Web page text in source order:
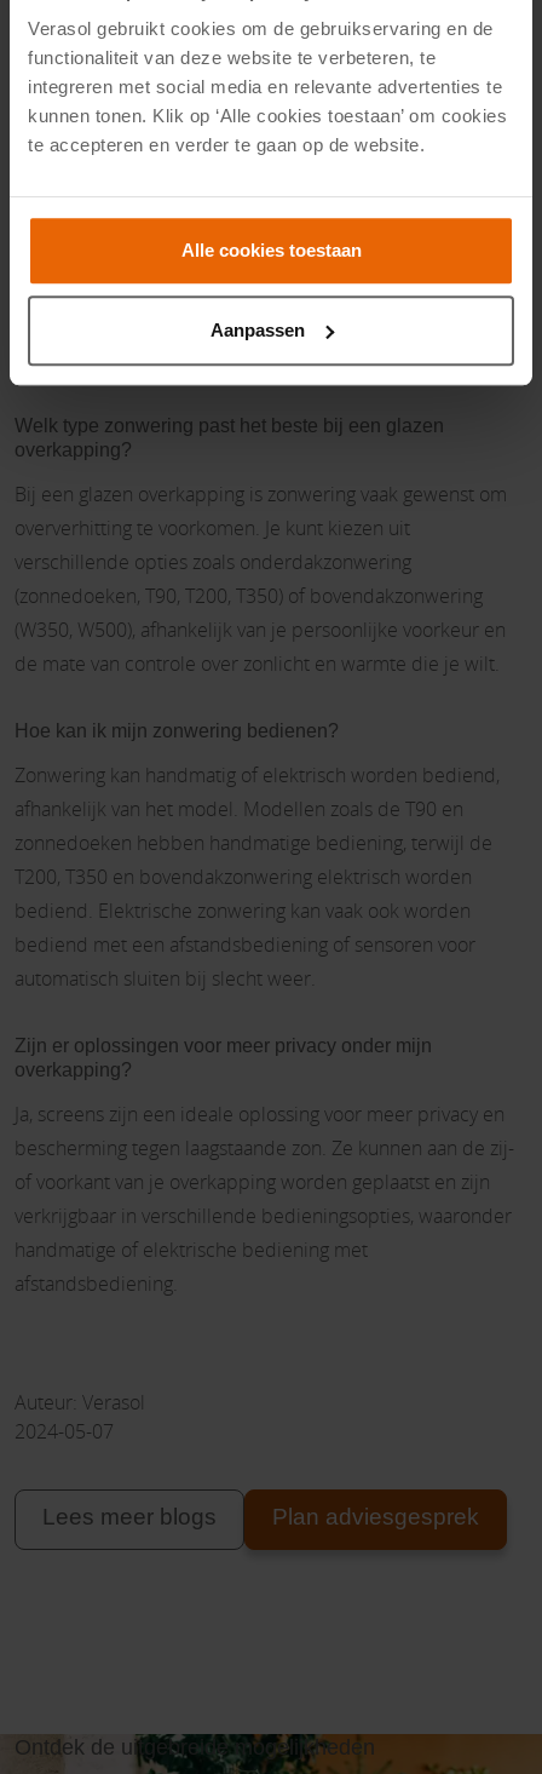
Verasol gebruikt cookies om de gebruikservaring en de
functionaliteit van deze website te verbeteren, te
integreren met social media en relevante advertenties te
kunnen tonen. Klik op ‘Alle cookies toestaan’ om cookies
te accepteren en verder te gaan op de website.
Alle cookies toestaan
Aanpassen
Veelgestelde vragen
Wat is het verschil tussen zonwering onder en boven de
overkapping?
wordt aan de binnenkant van de veranda geplaatst,
waardoor het doek beschermd is tegen weersinvloeden.
Bovendakzonwering wordt op het dak gemonteerd en
voorkomt dat de warmte van de zon het dak bereikt, wat de
temperatuur onder de overkapping verlaagt.
Welk type zonwering past het beste bij een glazen
overkapping?
Bij een glazen overkapping is zonwering vaak gewenst om
oververhitting te voorkomen. Je kunt kiezen uit
verschillende opties zoals onderdakzonwering
(zonnedoeken, T90, T200, T350) of bovendakzonwering
(W350, W500), afhankelijk van je persoonlijke voorkeur en
de mate van controle over zonlicht en warmte die je wilt.
Hoe kan ik mijn zonwering bedienen?
Zonwering kan handmatig of elektrisch worden bediend,
afhankelijk van het model. Modellen zoals de T90 en
zonnedoeken hebben handmatige bediening, terwijl de
T200, T350 en bovendakzonwering elektrisch worden
bediend. Elektrische zonwering kan vaak ook worden
bediend met een afstandsbediening of sensoren voor
automatisch sluiten bij slecht weer.
Zijn er oplossingen voor meer privacy onder mijn
overkapping?
Ja, screens zijn een ideale oplossing voor meer privacy en
bescherming tegen laagstaande zon. Ze kunnen aan de zij-
of voorkant van je overkapping worden geplaatst en zijn
verkrijgbaar in verschillende bedieningsopties, waaronder
handmatige of elektrische bediening met
afstandsbediening.
Auteur: Verasol
2024-05-07
Lees meer blogs Plan adviesgesprek
Ontdek de uitgebreide mogelijkheden